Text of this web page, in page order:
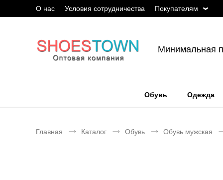
О нас Условия сотрудничества Покупателям
Минимальная
Обувь Одежда
Главная Каталог Обувь Обувь мужская